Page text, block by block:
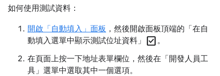
如何使用測試資料：
開啟「自動填入」 面板 ，然後開啟面板頂端的「在自
動填入選單中顯示測試位址資料」 check_box 。
在頁面上按一下地址表單欄位，然後在「開發人員工
具」 選單中選取其中一個選項。